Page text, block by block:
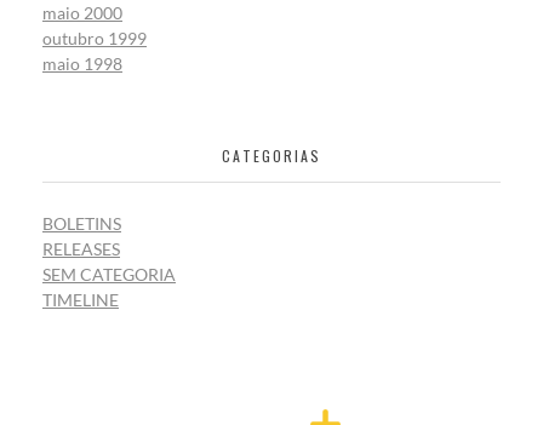
maio 2000
outubro 1999
maio 1998
CATEGORIAS
BOLETINS
RELEASES
SEM CATEGORIA
TIMELINE